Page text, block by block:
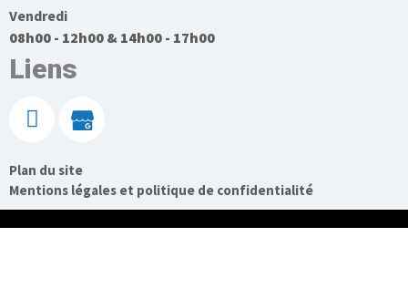
Vendredi
08h00 - 12h00 & 14h00 - 17h00
Liens
Plan du site
Mentions légales et politique de confidentialité